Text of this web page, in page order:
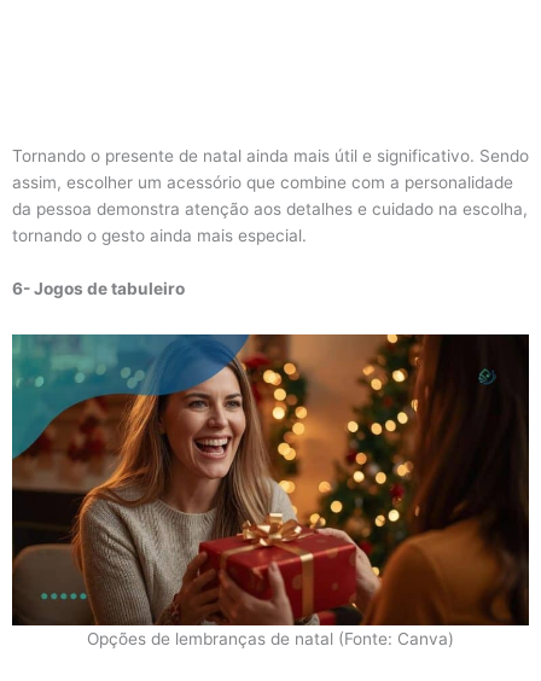
Tornando o presente de natal ainda mais útil e significativo. Sendo
assim, escolher um acessório que combine com a personalidade
da pessoa demonstra atenção aos detalhes e cuidado na escolha,
tornando o gesto ainda mais especial.
6- Jogos de tabuleiro
Opções de lembranças de natal (Fonte: Canva)